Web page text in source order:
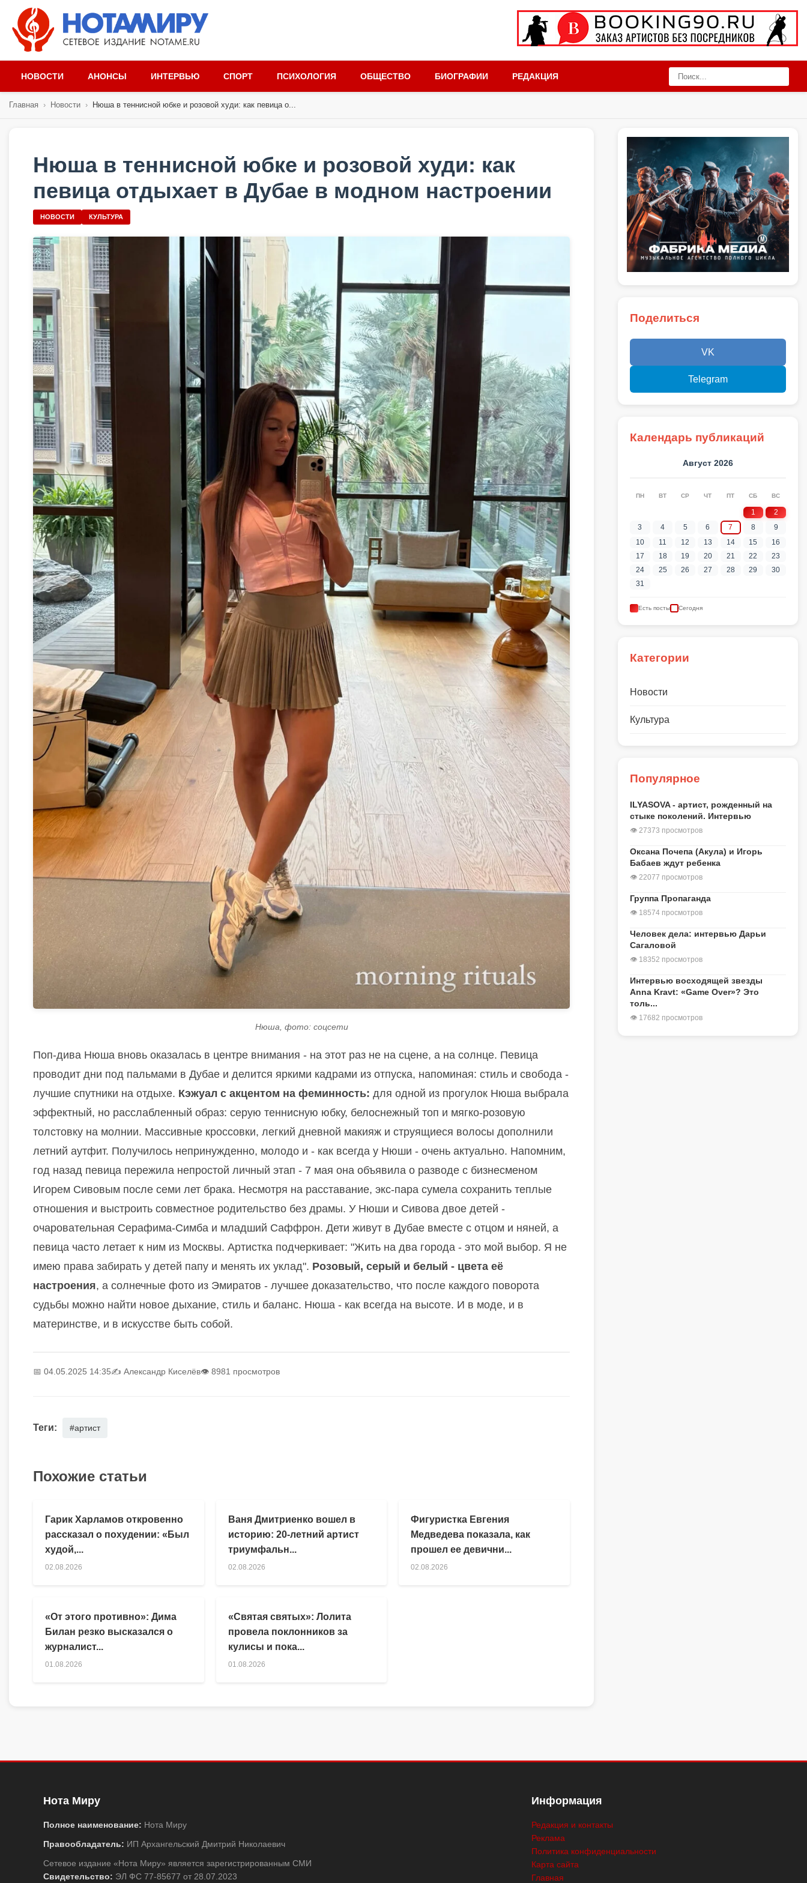
НОВОСТИ АНОНСЫ ИНТЕРВЬЮ СПОРТ ПСИХОЛОГИЯ ОБЩЕСТВО БИОГРАФИИ РЕДАКЦИЯ
Главная › Новости › Нюша в теннисной юбке и розовой худи: как певица о...
Нюша в теннисной юбке и розовой худи: как
певица отдыхает в Дубае в модном настроении
НОВОСТИ КУЛЬТУРА
Нюша, фото: соцсети
Поп-дива Нюша вновь оказалась в центре внимания - на этот раз не на сцене, а на солнце. Певица
проводит дни под пальмами в Дубае и делится яркими кадрами из отпуска, напоминая: стиль и свобода -
лучшие спутники на отдыхе. Кэжуал с акцентом на феминность: для одной из прогулок Нюша выбрала
эффектный, но расслабленный образ: серую теннисную юбку, белоснежный топ и мягко-розовую
толстовку на молнии. Массивные кроссовки, легкий дневной макияж и струящиеся волосы дополнили
летний аутфит. Получилось непринужденно, молодо и - как всегда у Нюши - очень актуально. Напомним,
год назад певица пережила непростой личный этап - 7 мая она объявила о разводе с бизнесменом
Игорем Сивовым после семи лет брака. Несмотря на расставание, экс-пара сумела сохранить теплые
отношения и выстроить совместное родительство без драмы. У Нюши и Сивова двое детей -
очаровательная Серафима-Симба и младший Саффрон. Дети живут в Дубае вместе с отцом и няней, а
певица часто летает к ним из Москвы. Артистка подчеркивает: "Жить на два города - это мой выбор. Я не
имею права забирать у детей папу и менять их уклад". Розовый, серый и белый - цвета её
настроения, а солнечные фото из Эмиратов - лучшее доказательство, что после каждого поворота
судьбы можно найти новое дыхание, стиль и баланс. Нюша - как всегда на высоте. И в моде, и в
материнстве, и в искусстве быть собой.
📅 04.05.2025 14:35✍️ Александр Киселёв👁 8981 просмотров
Теги: #артист
Похожие статьи
Гарик Харламов откровенно
рассказал о похудении: «Был
худой,...
02.08.2026
Ваня Дмитриенко вошел в
историю: 20-летний артист
триумфальн...
02.08.2026
Фигуристка Евгения
Медведева показала, как
прошел ее девични...
02.08.2026
«От этого противно»: Дима
Билан резко высказался о
журналист...
01.08.2026
«Святая святых»: Лолита
провела поклонников за
кулисы и пока...
01.08.2026
Поделиться
VK
Telegram
Календарь публикаций
Август 2026
ПН ВТ СР ЧТ ПТ СБ ВС
1
2
3
4 5 6 7 8
9
10
11 12 13 14 15
16
17
18 19 20 21 22
23
24
25 26 27 28 29
30
31
Есть посты Сегодня
Категории
Новости
Культура
Популярное
ILYASOVA - артист, рожденный на
стыке поколений. Интервью
👁 27373 просмотров
Оксана Почепа (Акула) и Игорь
Бабаев ждут ребенка
👁 22077 просмотров
Группа Пропаганда
👁 18574 просмотров
Человек дела: интервью Дарьи
Сагаловой
👁 18352 просмотров
Интервью восходящей звезды
Anna Kravt: «Game Over»? Это
толь...
👁 17682 просмотров
Нота Миру
Полное наименование: Нота Миру
Правообладатель: ИП Архангельский Дмитрий Николаевич
Сетевое издание «Нота Миру» является зарегистрированным СМИ
Свидетельство: ЭЛ ФС 77-85677 от 28.07.2023
Информация
Редакция и контакты
Реклама
Политика конфиденциальности
Карта сайта
Главная